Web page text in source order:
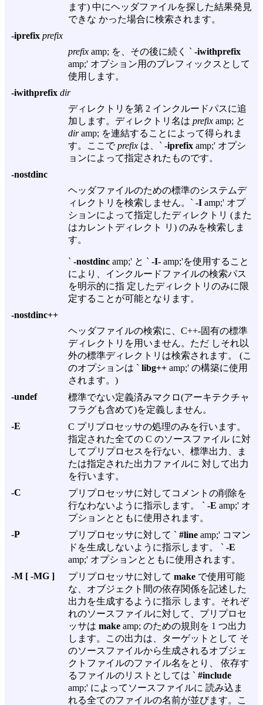
ます) 中にヘッダファイルを探した結果発見
できな かった場合に検索されます。
-iprefix prefix
prefix amp; を、その後に続く ` -iwithprefix
amp;' オプション用のプレフィックスとして
使用します。
-iwithprefix dir
ディレクトリを第 2 インクルードパスに追
加します。ディレクトリ名は prefix amp; と
diramp; を連結することによって得られま
す。ここでprefix は、` -iprefix amp;' オプシ
ョンによって指定されたものです。
-nostdinc
ヘッダファイルのための標準のシステムデ
ィレクトリを検索しません。` -I amp;' オプ
ションによって指定したディレクトリ (また
はカレントディレクト リ) のみを検索しま
す。
` -nostdinc amp;' と ` -I- amp;'を使用すること
により、インクルードファイルの検索パス
を明示的に指 定したディレクトリのみに限
定することが可能となります。
-nostdinc++
ヘッダファイルの検索に、C++-固有の標準
ディレクトリを用いません。ただ しそれ以
外の標準ディレクトリは検索されます。 (こ
のオプションは ` libg++ amp;' の構築に使用
されます。)
-undef
標準でない定義済みマクロ(アーキテクチャ
フラグも含めて)を定義しません。
-E
C プリプロセッサの処理のみを行います。
指定された全ての C のソースファイル に対
してプリプロセスを行ない、標準出力、ま
たは指定された出力ファイルに 対して出力
を行います。
-C
プリプロセッサに対してコメントの削除を
行なわないように指示します。 ` -E amp;' オ
プションとともに使用されます。
-P
プリプロセッサに対して ` #line amp;' コマン
ドを生成しないように指示します。 ` -E
amp;' オプションとともに使用されます。
-M [ -MG ]
プリプロセッサに対して make で使用可能
な、オブジェクト間の依存関係を記述した
出力を生成するように指示 します。それぞ
れのソースファイルに対して、プリプロセ
ッサは make amp; のための規則を 1 つ出力
します。この出力は、ターゲットとして そ
のソースファイルから生成されるオブジェ
クトファイルのファイル名をとり、 依存す
るファイルのリストとしては ` #include
amp;' によってソースファイルに 読み込ま
れる全てのファイルの名前が並びます。こ